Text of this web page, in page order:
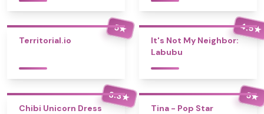
5★
Territorial.io
4.5★
It's Not My Neighbor:
Labubu
3.3★
Chibi Unicorn Dress
5★
Tina - Pop Star